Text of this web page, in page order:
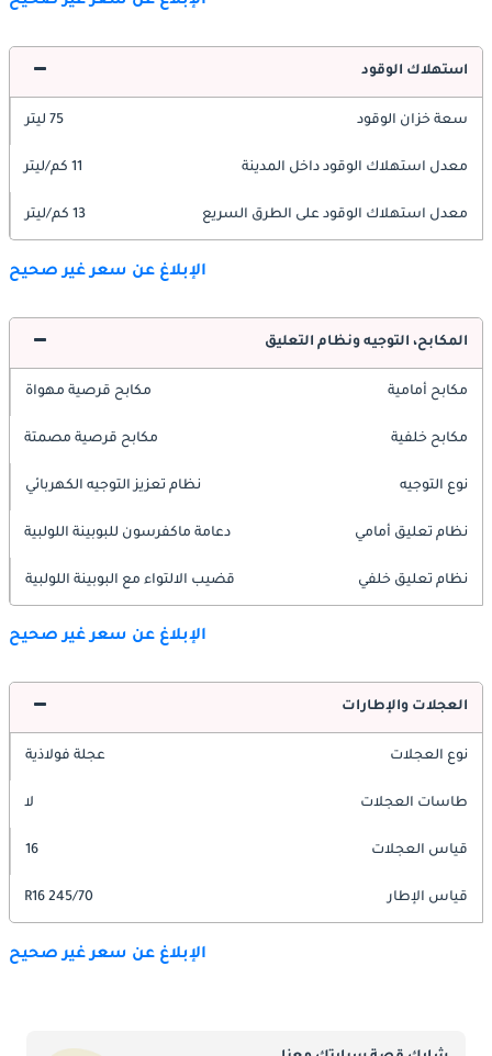
استهلاك الوقود
سعة خزان الوقود 75 ليتر
معدل استهلاك الوقود داخل المدينة 11 كم/ليتر
معدل استهلاك الوقود على الطرق السريع 13 كم/ليتر
الإبلاغ عن سعر غير صحيح
المكابح، التوجيه ونظام التعليق
مكابح أمامية مكابح قرصية مهواة
مكابح خلفية مكابح قرصية مصمتة
نوع التوجيه نظام تعزيز التوجيه الكهربائي
نظام تعليق أمامي دعامة ماكفرسون للبوبينة اللولبية
نظام تعليق خلفي قضيب الالتواء مع البوبينة اللولبية
الإبلاغ عن سعر غير صحيح
العجلات والإطارات
نوع العجلات عجلة فولاذية
طاسات العجلات لا
قياس العجلات 16
قياس الإطار 245/70 R16
الإبلاغ عن سعر غير صحيح